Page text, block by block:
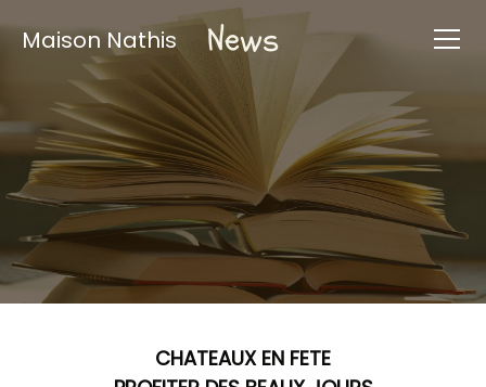
Maison Nathis News
CHATEAUX EN FETE